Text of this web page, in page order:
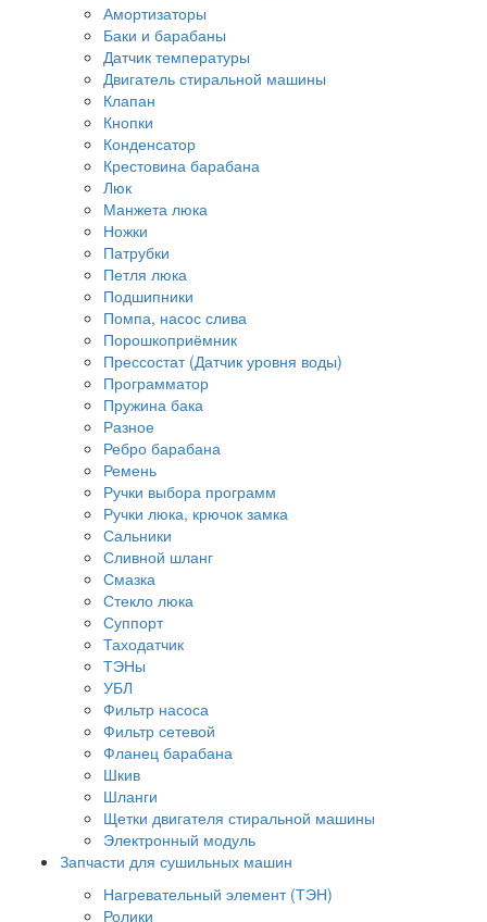
Амортизаторы
Баки и барабаны
Датчик температуры
Двигатель стиральной машины
Клапан
Кнопки
Конденсатор
Крестовина барабана
Люк
Манжета люка
Ножки
Патрубки
Петля люка
Подшипники
Помпа, насос слива
Порошкоприёмник
Прессостат (Датчик уровня воды)
Программатор
Пружина бака
Разное
Ребро барабана
Ремень
Ручки выбора программ
Ручки люка, крючок замка
Сальники
Сливной шланг
Смазка
Стекло люка
Суппорт
Таходатчик
ТЭНы
УБЛ
Фильтр насоса
Фильтр сетевой
Фланец барабана
Шкив
Шланги
Щетки двигателя стиральной машины
Электронный модуль
Запчасти для сушильных машин
Нагревательный элемент (ТЭН)
Ролики